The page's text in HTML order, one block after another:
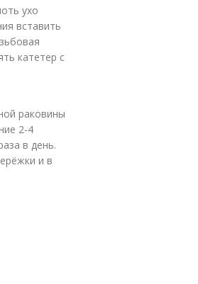
ухо
вставить
катетер с
раковины
2-4
в день.
и в